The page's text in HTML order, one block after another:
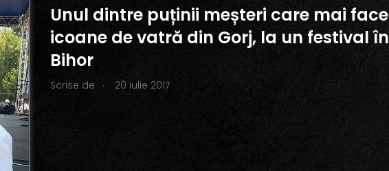
Unul dintre puținii meșteri care mai face
icoane de vatră din Gorj, la un festival în
Bihor
Scrise de . 20 iulie 2017